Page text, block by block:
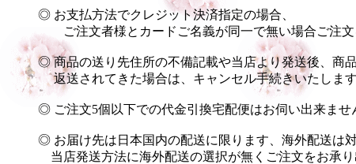
◎ お支払方法でクレジット決済指定の場合、
ご注文者様とカードご名義が同一で無い場合ご注文
◎ 商品の送り先住所の不備記載や当店より発送後、商
返送されてきた場合は、キャンセル手続きいたします
◎ ご注文5個以下での代金引換宅配便はお伺い出来ませ
◎ お届け先は日本国内の配送に限ります、海外配送は対
当店発送方法に海外配送の選択が無くご注文をお承り